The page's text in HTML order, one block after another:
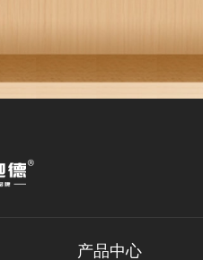
产品中心